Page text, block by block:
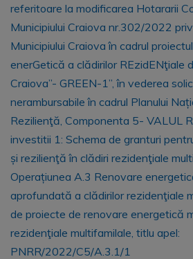
referitoare la modificarea Hotararii
Municipiului Craiova nr.302/2022
Municipiului Craiova în cadrul
enerGetică a clădirilor REzidENţiale
Craiova”- GREEN-1”, în vederea
nerambursabile în cadrul Planului
Rezilienţă, Componenta 5- VALUL
investitii 1: Schema de granturi
și rezilienţă în clădiri rezidenţiale
Operațiunea A.3 Renovare
aprofundată a clădirilor rezidenţiale
de proiecte de renovare energetică
rezidenţiale multifamilale, titlu apel:
PNRR/2022/C5/A.3.1/1